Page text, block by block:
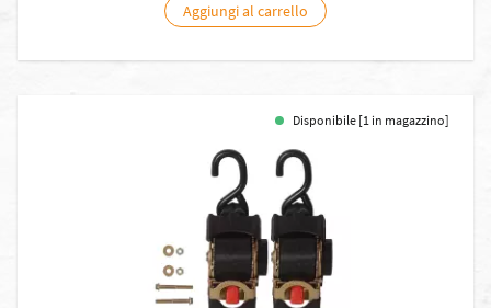
Aggiungi al carrello
Disponibile [1 in magazzino]